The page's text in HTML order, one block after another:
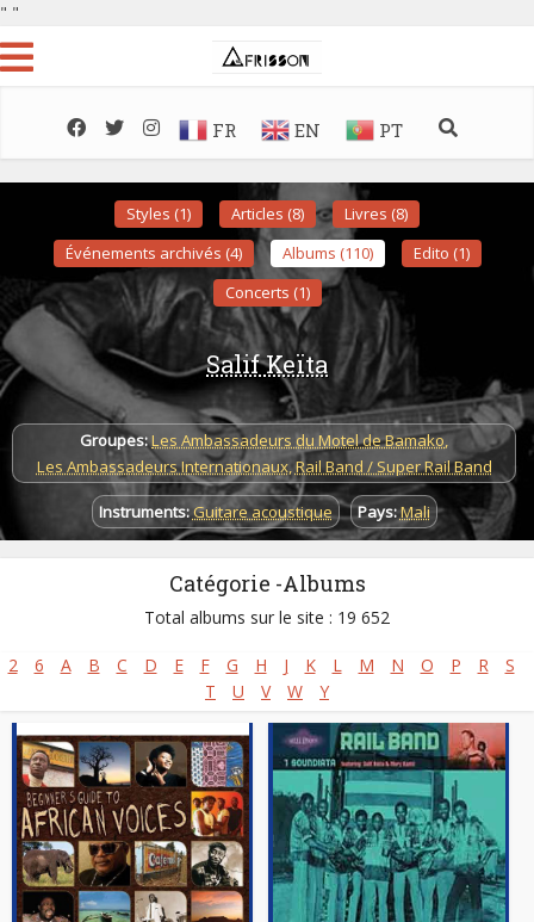
" "
FR EN PT
Styles (1) Articles (8)
Livres (8)
Événements archivés (4)
Albums (110)
Edito (1)
Concerts (1)
Salif Keïta
Groupes:Les Ambassadeurs du Motel de Bamako,
Les Ambassadeurs Internationaux,Rail Band / Super Rail Band
Instruments:Guitare acoustique Pays:Mali
World / Musique du monde
https://salifkeita.artistes.universalmusic.fr/
Né :25/08/1949
Catégorie -Albums
Total albums sur le site : 19 652
2 6 A B C D E F G H J K L M N O P R
S
T
U V W Y